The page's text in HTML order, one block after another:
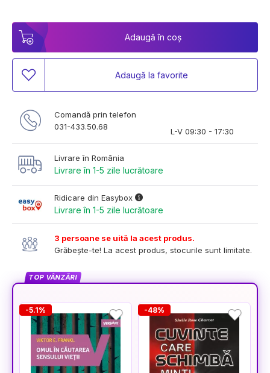
Adaugă în coș
Adaugă la favorite
Comandă prin telefon
031-433.50.68
L-V 09:30 - 17:30
Livrare în România
Livrare în 1-5 zile lucrătoare
Ridicare din Easybox
Livrare în 1-5 zile lucrătoare
3 persoane se uită la acest produs.
Grăbește-te! La acest produs, stocurile sunt limitate.
TOP VÂNZĂRI
-5.1% -48%